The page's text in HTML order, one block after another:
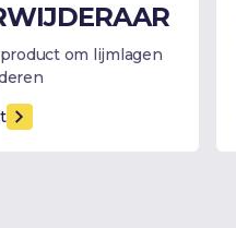
om lijmlagen